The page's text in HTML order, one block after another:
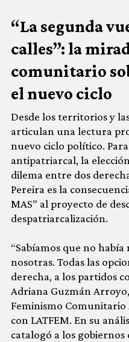
“La segunda
calles”: la
comunitario
el nuevo ciclo
Desde los territorios y
articulan una lectura
nuevo ciclo político.
antipatriarcal, la
dilema entre dos
Pereira es la
MAS” al proyecto de
despatriarcalización.
“Sabíamos que no
nosotras. Todas las
derecha, a los partidos
Adriana Guzmán
Feminismo
con LATFEM. En su
catalogó a los gobiernos